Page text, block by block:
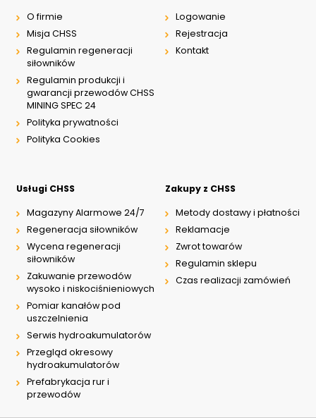
O firmie
Misja CHSS
Regulamin regeneracji
siłowników
Regulamin produkcji i
gwarancji przewodów CHSS
MINING SPEC 24
Polityka prywatności
Polityka Cookies
Logowanie
Rejestracja
Kontakt
Usługi CHSS
Magazyny Alarmowe 24/7
Regeneracja siłowników
Wycena regeneracji
siłowników
Zakuwanie przewodów
wysoko i niskociśnieniowych
Pomiar kanałów pod
uszczelnienia
Serwis hydroakumulatorów
Przegląd okresowy
hydroakumulatorów
Prefabrykacja rur i
przewodów
Zakupy z CHSS
Metody dostawy i płatności
Reklamacje
Zwrot towarów
Regulamin sklepu
Czas realizacji zamówień